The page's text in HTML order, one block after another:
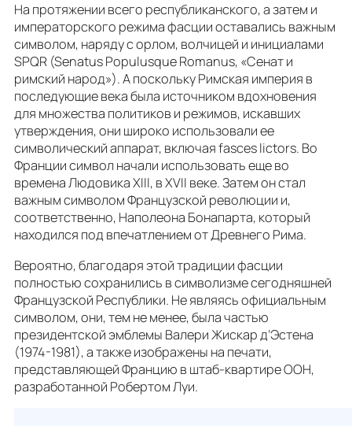
На протяжении всего республиканского, а затем и
императорского режима фасции оставались важным
символом, наряду с орлом, волчицей и инициалами
SPQR (Senatus Populusque Romanus, «Сенат и
римский народ»). А поскольку Римская империя в
последующие века была источником вдохновения
для множества политиков и режимов, искавших
утверждения, они широко использовали ее
символический аппарат, включая fasces lictors. Во
Франции символ начали использовать еще во
времена Людовика XIII, в XVII веке. Затем он стал
важным символом Французской революции и,
соответственно, Наполеона Бонапарта, который
находился под впечатлением от Древнего Рима.
Вероятно, благодаря этой традиции фасции
полностью сохранились в символизме сегодняшней
Французской Республики. Не являясь официальным
символом, они, тем не менее, была частью
президентской эмблемы Валери Жискар д’Эстена
(1974-1981), а также изображены на печати,
представляющей Францию в штаб-квартире ООН,
разработанной Робертом Луи.